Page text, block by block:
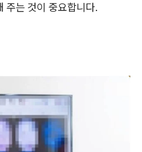
주는 것이 중요합니다.